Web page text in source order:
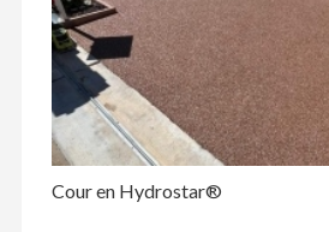
Cour en Hydrostar®